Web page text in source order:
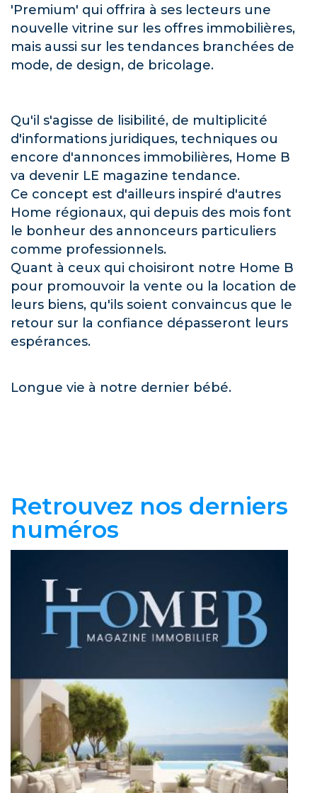
'Premium' qui offrira à ses lecteurs une
nouvelle vitrine sur les offres immobilières,
mais aussi sur les tendances branchées de
mode, de design, de bricolage.
Qu'il s'agisse de lisibilité, de multiplicité
d'informations juridiques, techniques ou
encore d'annonces immobilières, Home B
va devenir LE magazine tendance.
Ce concept est d'ailleurs inspiré d'autres
Home régionaux, qui depuis des mois font
le bonheur des annonceurs particuliers
comme professionnels.
Quant à ceux qui choisiront notre Home B
pour promouvoir la vente ou la location de
leurs biens, qu'ils soient convaincus que le
retour sur la confiance dépasseront leurs
espérances.
Longue vie à notre dernier bébé.
Retrouvez nos derniers
numéros